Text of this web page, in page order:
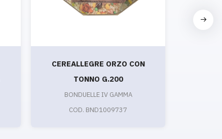
CEREALLEGRE ORZO CON
TONNO G.200
BONDUELLE IV GAMMA
COD. BND1009737